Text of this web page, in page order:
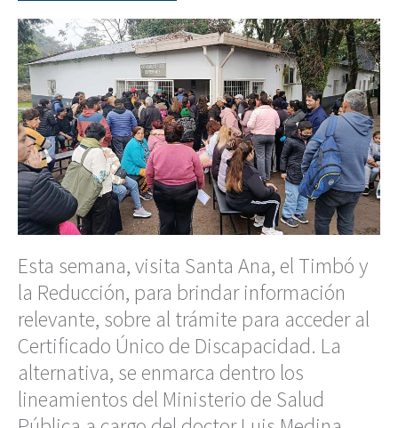
Esta semana, visita Santa Ana, el Timbó y
la Reducción, para brindar información
relevante, sobre al trámite para acceder al
Certificado Único de Discapacidad. La
alternativa, se enmarca dentro los
lineamientos del Ministerio de Salud